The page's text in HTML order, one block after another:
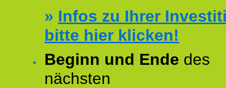
» Infos zu Ihrer
bitte hier klicken!
Beginn und Ende des
nächsten